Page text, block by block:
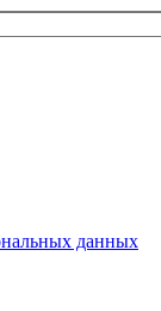
данных